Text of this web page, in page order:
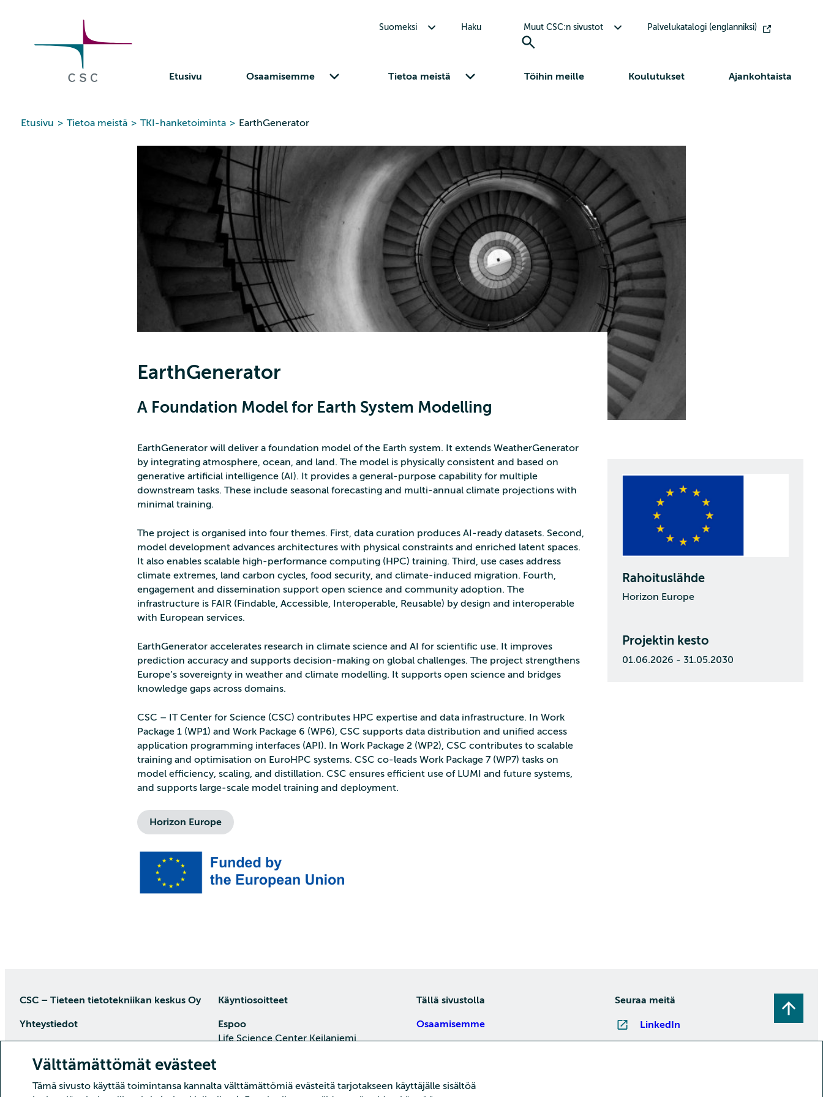
Välttämättömät evästeet
Tämä sivusto käyttää toimintansa kannalta välttämättömiä evästeitä tarjotakseen käyttäjälle sisältöä
Suomeksi Haku Muut CSC:n sivustot Palvelukatalogi (englanniksi)
Etusivu Osaamisemme Tietoa meistä Töihin meille Koulutukset Ajankohtaista
Etusivu > Tietoa meistä > TKI-hanketoiminta > EarthGenerator
EarthGenerator
A Foundation Model for Earth System Modelling
EarthGenerator will deliver a foundation model of the Earth system. It extends WeatherGenerator
by integrating atmosphere, ocean, and land. The model is physically consistent and based on
generative artificial intelligence (AI). It provides a general‑purpose capability for multiple
downstream tasks. These include seasonal forecasting and multi‑annual climate projections with
minimal training.
The project is organised into four themes. First, data curation produces AI‑ready datasets. Second,
model development advances architectures with physical constraints and enriched latent spaces.
It also enables scalable high‑performance computing (HPC) training. Third, use cases address
climate extremes, land carbon cycles, food security, and climate‑induced migration. Fourth,
engagement and dissemination support open science and community adoption. The
infrastructure is FAIR (Findable, Accessible, Interoperable, Reusable) by design and interoperable
with European services.
EarthGenerator accelerates research in climate science and AI for scientific use. It improves
prediction accuracy and supports decision‑making on global challenges. The project strengthens
Europe’s sovereignty in weather and climate modelling. It supports open science and bridges
knowledge gaps across domains.
CSC – IT Center for Science (CSC) contributes HPC expertise and data infrastructure. In Work
Package 1 (WP1) and Work Package 6 (WP6), CSC supports data distribution and unified access
application programming interfaces (API). In Work Package 2 (WP2), CSC contributes to scalable
training and optimisation on EuroHPC systems. CSC co‑leads Work Package 7 (WP7) tasks on
model efficiency, scaling, and distillation. CSC ensures efficient use of LUMI and future systems,
and supports large‑scale model training and deployment.
Horizon Europe
Rahoituslähde
Horizon Europe
Projektin kesto
01.06.2026 - 31.05.2030
CSC – Tieteen tietotekniikan keskus Oy
Yhteystiedot
puh. (09) 457 2001 (vaihde)
Asiakaspalvelu
Käyntiosoitteet
Espoo
Life Science Center Keilaniemi,
Tällä sivustolla
Osaamisemme
Seuraa meitä
LinkedIn